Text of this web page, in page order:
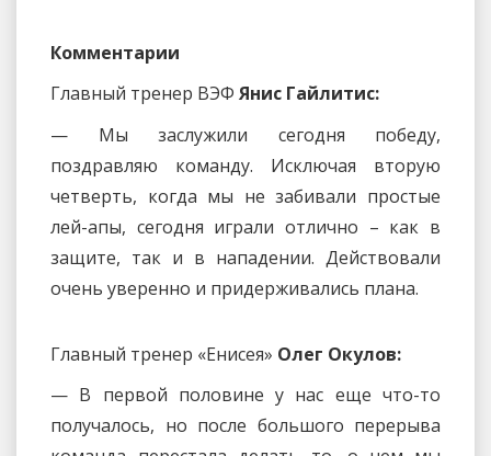
Комментарии
Главный тренер ВЭФ Янис Гайлитис:
— Мы заслужили сегодня победу,
поздравляю команду. Исключая вторую
четверть, когда мы не забивали простые
лей-апы, сегодня играли отлично – как в
защите, так и в нападении. Действовали
очень уверенно и придерживались плана.
Главный тренер «Енисея» Олег Окулов:
— В первой половине у нас еще что-то
получалось, но после большого перерыва